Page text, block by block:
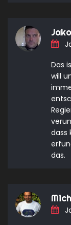
Das
will
dass
das.